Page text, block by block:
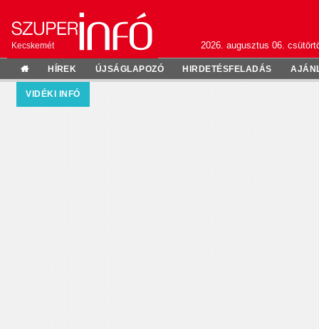
Kecskemét 2026. augusztus 06.
HÍREK ÚJSÁGLAPOZÓ HIRDETÉSFELADÁS
VIDÉKI INFÓ